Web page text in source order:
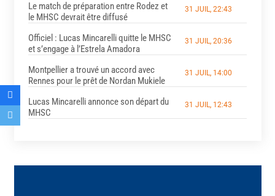
Le match de préparation entre Rodez et
le MHSC devrait être diffusé
31 JUIL, 22:43
Officiel : Lucas Mincarelli quitte le MHSC
et s’engage à l’Estrela Amadora
31 JUIL, 20:36
Montpellier a trouvé un accord avec
Rennes pour le prêt de Nordan Mukiele
31 JUIL, 14:00
Lucas Mincarelli annonce son départ du
MHSC
31 JUIL, 12:43